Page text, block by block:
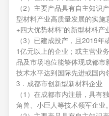
（2）主要产品具有自主知识
型材料产业高质量发展的实施
+四大优势材料”的新型材料产
（3）已建成投产，且2019
1亿元以上的企业；或主营业
品及市场地位能够体现成都市
技术水平达到国际先进或国内
3．成都市创新型新材料企业
（1）在成都市内注册，具有
角兽、小巨人等技术领军企业。